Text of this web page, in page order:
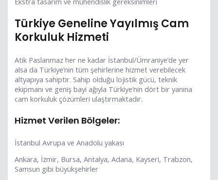
Türkiye Geneline Yayılmış Cam
Korkuluk Hizmeti
Atik Paslanmaz her ne kadar İstanbul/Ümraniye’de yer
alsa da Türkiye’nin tüm şehirlerine hizmet verebilecek
altyapıya sahiptir. Sahip olduğu lojistik gücü, teknik
ekipmanı ve geniş bayi ağıyla Türkiye’nin dört bir yanına
cam korkuluk çözümleri ulaştırmaktadır.
Hizmet Verilen Bölgeler:
İstanbul Avrupa ve Anadolu yakası
Ankara, İzmir, Bursa, Antalya, Adana, Kayseri, Trabzon,
Samsun gibi büyükşehirler